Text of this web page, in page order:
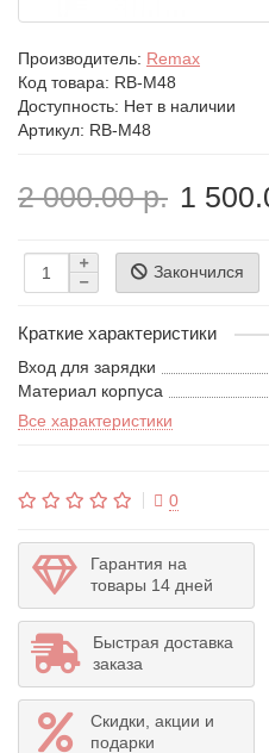
Производитель: Remax
Код товара: RB-M48
Доступность: Нет в наличии
Артикул: RB-M48
2 000.00 р. 1
Закончился
Краткие характеристики
Вход для зарядки
Материал корпуса
Все характеристики
0
Гарантия на
товары 14 дней
Быстрая доставка
заказа
Скидки, акции и
подарки